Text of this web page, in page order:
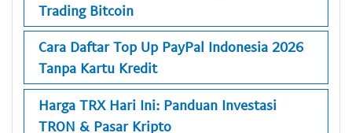
Trading Bitcoin
Cara Daftar Top Up PayPal Indonesia 2026
Tanpa Kartu Kredit
Harga TRX Hari Ini: Panduan Investasi
TRON & Pasar Kripto